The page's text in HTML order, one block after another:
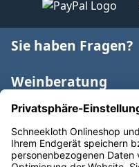
Sie haben Fragen?
Weinberatung
Informationen
Weinkategorien